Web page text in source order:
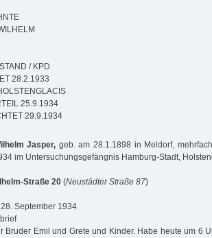
/ KPD
28.2.1933
25.9.1934
29.9.1934
Jasper, geb. am 28.1.1898 in Meldorf,
im Untersuchungsgefängnis Hamburg-Stadt,
Straße 20 (Neustädter Straße 87)
September 1934
Bruder Emil und Grete und Kinder. Habe heute um 6